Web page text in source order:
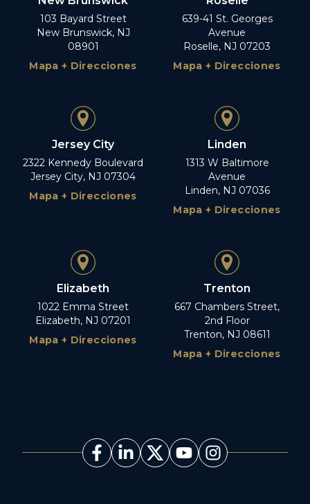
103 Bayard Street
New Brunswick, NJ
08901
Mapa + Direcciones
639-41 St. Georges
Avenue
Roselle, NJ 07203
Mapa + Direcciones
Jersey City
2322 Kennedy Boulevard
Jersey City, NJ 07304
Mapa + Direcciones
Linden
1313 W Baltimore
Avenue
Linden, NJ 07036
Mapa + Direcciones
Elizabeth
1022 Emma Street
Elizabeth, NJ 07201
Mapa + Direcciones
Trenton
667 Chambers Street,
2nd Floor
Trenton, NJ 08611
Mapa + Direcciones